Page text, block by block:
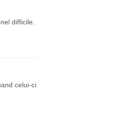
difficile.
celui-ci